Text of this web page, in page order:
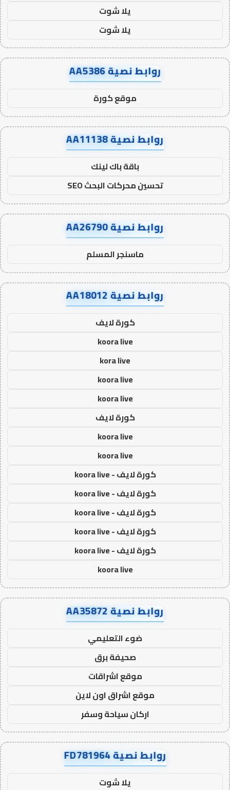
يلا شوت
يلا شوت
روابط نصية AA5386
موقع كورة
روابط نصية AA11138
باقة باك لينك
تحسين محركات البحث SEO
روابط نصية AA26790
ماسنجر المسلم
روابط نصية AA18012
كورة لايف
koora live
kora live
koora live
koora live
كورة لايف
koora live
koora live
كورة لايف - koora live
كورة لايف - koora live
كورة لايف - koora live
كورة لايف - koora live
كورة لايف - koora live
koora live
روابط نصية AA35872
ضوء التعليمي
صحيفة برق
موقع اشراقات
موقع اشراق اون لاين
اركان سياحة وسفر
روابط نصية FD781964
يلا شوت